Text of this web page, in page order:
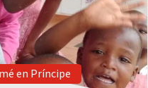
en Príncipe